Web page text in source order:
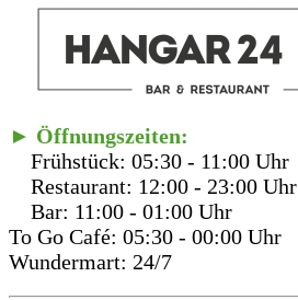
► Öffnungszeiten:
Frühstück: 05:30 - 11:00 Uhr
Restaurant: 12:00 - 23:00 Uhr
Bar: 11:00 - 01:00 Uhr
To Go Café: 05:30 - 00:00 Uhr
Wundermart: 24/7